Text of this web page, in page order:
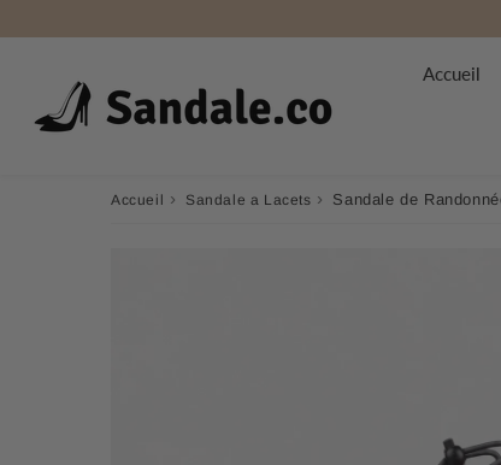
Accueil
Accueil › Sandale a Lacets › Sandale de